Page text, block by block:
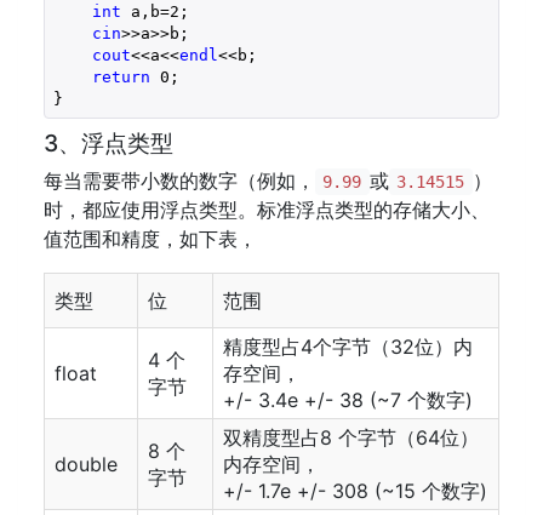
int a,b=2 ;
cin>>a>>b;
cout<<a<<endl <<b;
return 0 ;
}
3、浮点类型
每当需要带小数的数字（例如， 9.99 或 3.14515 ）
时，都应使用浮点类型。标准浮点类型的存储大小、
值范围和精度，如下表，
类型 位 范围
float
4 个
字节
精度型占4个字节（32位）内
存空间，
+/- 3.4e +/- 38 (~7 个数字)
double
8 个
字节
双精度型占8 个字节（64位）
内存空间，
+/- 1.7e +/- 308 (~15 个数字)